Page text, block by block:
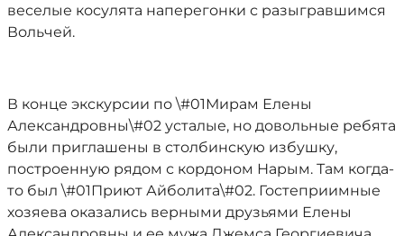
веселые косулята наперегонки с разыгравшимся
Вольчей.
В конце экскурсии по \#01Мирам Елены
Александровны\#02 усталые, но довольные ребята
были приглашены в столбинскую избушку,
построенную рядом с кордоном Нарым. Там когда-
то был \#01Приют Айболита\#02. Гостеприимные
хозяева оказались верными друзьями Елены